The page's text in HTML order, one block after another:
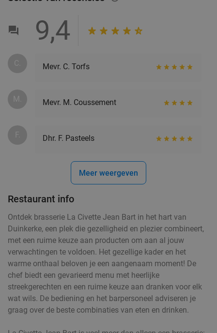
9,4
C. Mevr. C. Torfs
M. Mevr. M. Coussement
F. Dhr. F. Pasteels
Meer weergeven
Restaurant info
Ontdek brasserie La Civette Jean Bart in het hart van
Duinkerke, een plek die gezelligheid en plezier combineert,
met een ruime keuze aan producten om aan al jouw
verwachtingen te voldoen. Het gezellige kader en het
warme onthaal beloven je een aangenaam moment! De
chef biedt een gevarieerd menu met heerlijke
streekgerechten en een ruime keuze aan dranken voor elk
wat wils. De bediening en het barpersoneel adviseren je
graag over de beste combinaties van eten en drinken.